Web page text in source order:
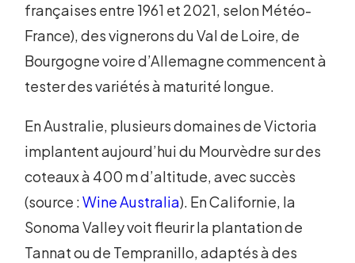
françaises entre 1961 et 2021, selon Météo-
France), des vignerons du Val de Loire, de
Bourgogne voire d’Allemagne commencent à
tester des variétés à maturité longue.
En Australie, plusieurs domaines de Victoria
implantent aujourd’hui du Mourvèdre sur des
coteaux à 400 m d’altitude, avec succès
(source :Wine Australia). En Californie, la
Sonoma Valley voit fleurir la plantation de
Tannat ou de Tempranillo, adaptés à des